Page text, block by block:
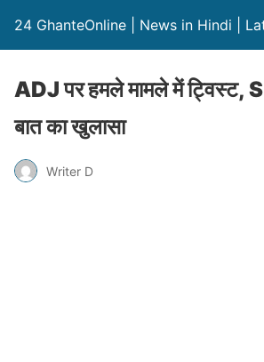
24 GhanteOnline | News in Hindi |
ADJ पर हमले मामले में ट्विस्ट,
बात का खुलासा
Writer D